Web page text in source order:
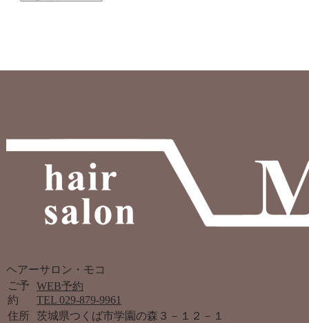
ヘアーサロン・モコ
ご予
約
WEB予約
TEL 029-879-9961
住所 茨城県つくば市学園の森３－１２－１